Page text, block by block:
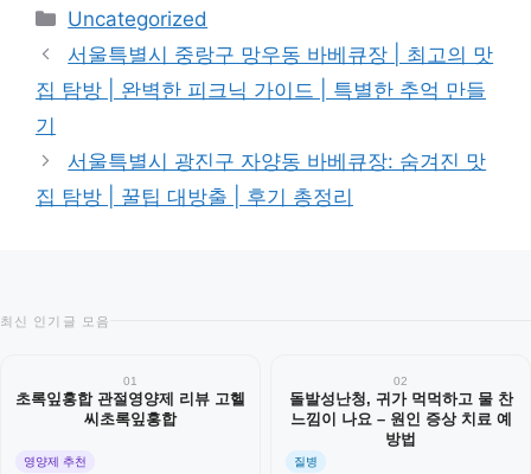
카
테
고
리
Uncategorized
서울특별시 중랑구 망우동 바베큐장 | 최고의 맛
집 탐방 | 완벽한 피크닉 가이드 | 특별한 추억 만들
기
서울특별시 광진구 자양동 바베큐장: 숨겨진 맛
집 탐방 | 꿀팁 대방출 | 후기 총정리
최신 인기글 모음
01
초록잎홍합 관절영양제 리뷰 고헬
씨초록잎홍합
영양제 추천
02
돌발성난청, 귀가 먹먹하고 물 찬
느낌이 나요 – 원인 증상 치료 예
방법
질병